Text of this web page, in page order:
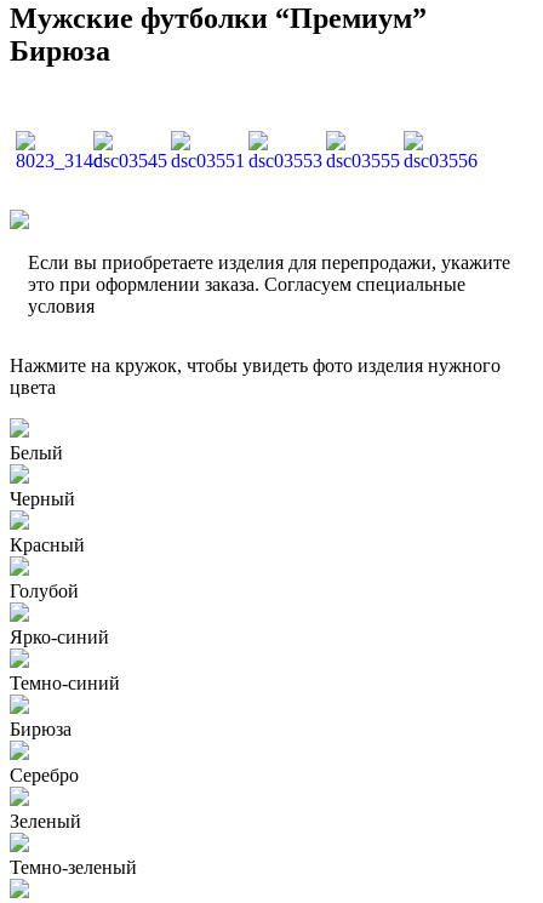
Мужские футболки “Премиум”
Бирюза
Если вы приобретаете изделия для перепродажи, укажите
это при оформлении заказа. Согласуем специальные
условия
Нажмите на кружок, чтобы увидеть фото изделия нужного
цвета
Белый
Черный
Красный
Голубой
Ярко-синий
Темно-синий
Бирюза
Серебро
Зеленый
Темно-зеленый